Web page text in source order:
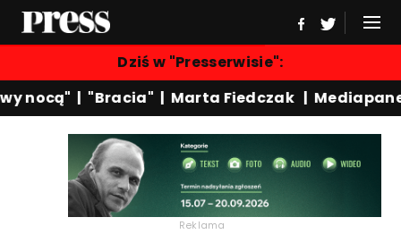
Dziś w "Presserwisie":
nocą"|"Bracia"| Marta Fiedczak|Mediapanel
Reklama